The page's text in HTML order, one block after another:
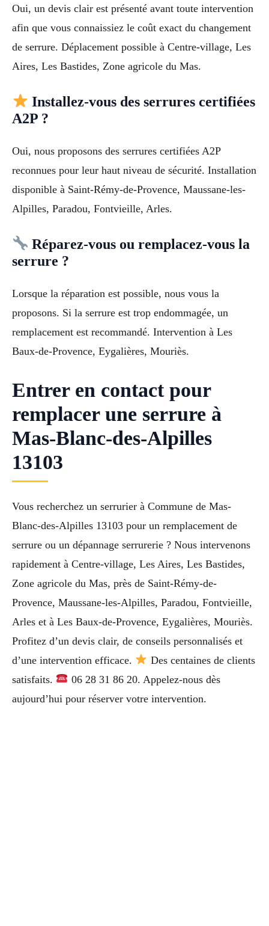
Oui, un devis clair est présenté avant toute intervention
afin que vous connaissiez le coût exact du changement
de serrure. Déplacement possible à Centre-village, Les
Aires, Les Bastides, Zone agricole du Mas.
Installez-vous des serrures certifiées
A2P ?
Oui, nous proposons des serrures certifiées A2P
reconnues pour leur haut niveau de sécurité. Installation
disponible à Saint-Rémy-de-Provence, Maussane-les-
Alpilles, Paradou, Fontvieille, Arles.
Réparez-vous ou remplacez-vous la
serrure ?
Lorsque la réparation est possible, nous vous la
proposons. Si la serrure est trop endommagée, un
remplacement est recommandé. Intervention à Les
Baux-de-Provence, Eygalières, Mouriès.
Entrer en contact pour
remplacer une serrure à
Mas-Blanc-des-Alpilles
13103
Vous recherchez un serrurier à Commune de Mas-
Blanc-des-Alpilles 13103 pour un remplacement de
serrure ou un dépannage serrurerie ? Nous intervenons
rapidement à Centre-village, Les Aires, Les Bastides,
Zone agricole du Mas, près de Saint-Rémy-de-
Provence, Maussane-les-Alpilles, Paradou, Fontvieille,
Arles et à Les Baux-de-Provence, Eygalières, Mouriès.
Profitez d’un devis clair, de conseils personnalisés et
d’une intervention efficace.
Des centaines de clients
satisfaits.
06 28 31 86 20. Appelez-nous dès
aujourd’hui pour réserver votre intervention.